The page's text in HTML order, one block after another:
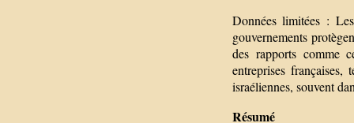
Données limitées :
gouvernements
des rapports comme
entreprises
israéliennes, souvent
Résumé